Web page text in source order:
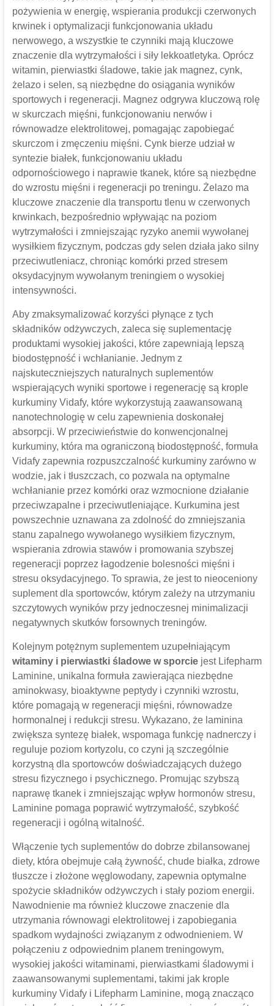
pożywienia w energię, wspierania produkcji czerwonych
krwinek i optymalizacji funkcjonowania układu
nerwowego, a wszystkie te czynniki mają kluczowe
znaczenie dla wytrzymałości i siły lekkoatletyka. Oprócz
witamin, pierwiastki śladowe, takie jak magnez, cynk,
żelazo i selen, są niezbędne do osiągania wyników
sportowych i regeneracji. Magnez odgrywa kluczową rolę
w skurczach mięśni, funkcjonowaniu nerwów i
równowadze elektrolitowej, pomagając zapobiegać
skurczom i zmęczeniu mięśni. Cynk bierze udział w
syntezie białek, funkcjonowaniu układu
odpornościowego i naprawie tkanek, które są niezbędne
do wzrostu mięśni i regeneracji po treningu. Żelazo ma
kluczowe znaczenie dla transportu tlenu w czerwonych
krwinkach, bezpośrednio wpływając na poziom
wytrzymałości i zmniejszając ryzyko anemii wywołanej
wysiłkiem fizycznym, podczas gdy selen działa jako silny
przeciwutleniacz, chroniąc komórki przed stresem
oksydacyjnym wywołanym treningiem o wysokiej
intensywności.
Aby zmaksymalizować korzyści płynące z tych
składników odżywczych, zaleca się suplementację
produktami wysokiej jakości, które zapewniają lepszą
biodostępność i wchłanianie. Jednym z
najskuteczniejszych naturalnych suplementów
wspierających wyniki sportowe i regenerację są krople
kurkuminy Vidafy, które wykorzystują zaawansowaną
nanotechnologię w celu zapewnienia doskonałej
absorpcji. W przeciwieństwie do konwencjonalnej
kurkuminy, która ma ograniczoną biodostępność, formuła
Vidafy zapewnia rozpuszczalność kurkuminy zarówno w
wodzie, jak i tłuszczach, co pozwala na optymalne
wchłanianie przez komórki oraz wzmocnione działanie
przeciwzapalne i przeciwutleniające. Kurkumina jest
powszechnie uznawana za zdolność do zmniejszania
stanu zapalnego wywołanego wysiłkiem fizycznym,
wspierania zdrowia stawów i promowania szybszej
regeneracji poprzez łagodzenie bolesności mięśni i
stresu oksydacyjnego. To sprawia, że ​​jest to nieoceniony
suplement dla sportowców, którym zależy na utrzymaniu
szczytowych wyników przy jednoczesnej minimalizacji
negatywnych skutków forsownych treningów.
Kolejnym potężnym suplementem uzupełniającym
witaminy i pierwiastki śladowe w sporciejest Lifepharm
Laminine, unikalna formuła zawierająca niezbędne
aminokwasy, bioaktywne peptydy i czynniki wzrostu,
które pomagają w regeneracji mięśni, równowadze
hormonalnej i redukcji stresu. Wykazano, że laminina
zwiększa syntezę białek, wspomaga funkcję nadnerczy i
reguluje poziom kortyzolu, co czyni ją szczególnie
korzystną dla sportowców doświadczających dużego
stresu fizycznego i psychicznego. Promując szybszą
naprawę tkanek i zmniejszając wpływ hormonów stresu,
Laminine pomaga poprawić wytrzymałość, szybkość
regeneracji i ogólną witalność.
Włączenie tych suplementów do dobrze zbilansowanej
diety, która obejmuje całą żywność, chude białka, zdrowe
tłuszcze i złożone węglowodany, zapewnia optymalne
spożycie składników odżywczych i stały poziom energii.
Nawodnienie ma również kluczowe znaczenie dla
utrzymania równowagi elektrolitowej i zapobiegania
spadkom wydajności związanym z odwodnieniem. W
połączeniu z odpowiednim planem treningowym,
wysokiej jakości witaminami, pierwiastkami śladowymi i
zaawansowanymi suplementami, takimi jak krople
kurkuminy Vidafy i Lifepharm Laminine, mogą znacząco